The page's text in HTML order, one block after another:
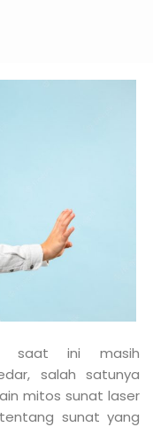
saat ini masih
salah satunya
mitos sunat laser
sunat yang